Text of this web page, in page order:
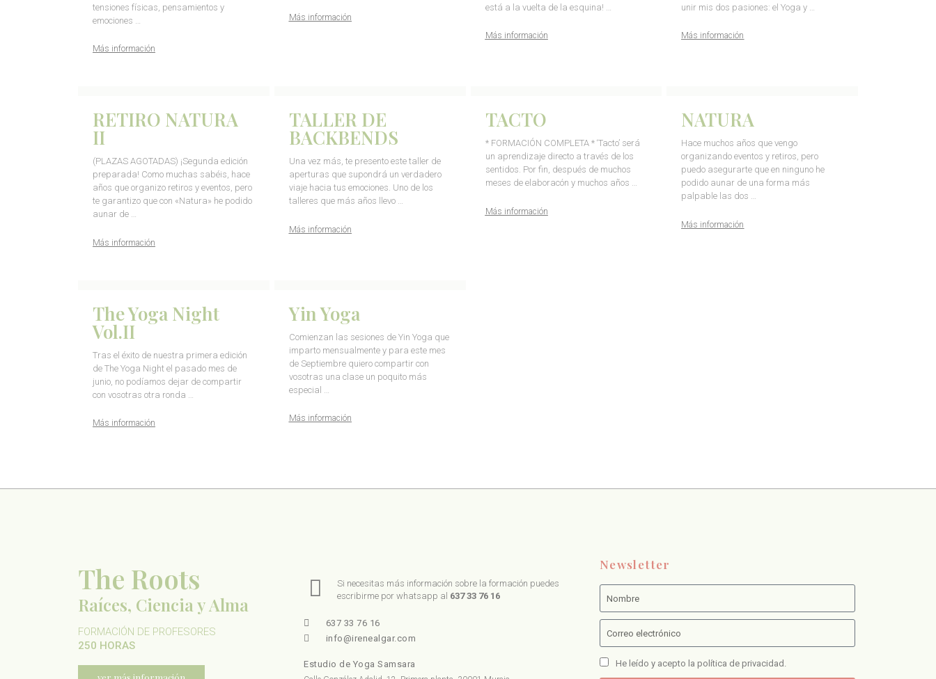
tensiones físicas, pensamientos y
emociones …
Más información
Más información
está a la vuelta de la esquina! …
Más información
unir mis dos pasiones: el Yoga y …
Más información
RETIRO NATURA
II
(PLAZAS AGOTADAS) ¡Segunda edición
preparada! Como muchas sabéis, hace
años que organizo retiros y eventos, pero
te garantizo que con «Natura» he podido
aunar de …
Más información
TALLER DE
BACKBENDS
Una vez más, te presento este taller de
aperturas que supondrá un verdadero
viaje hacia tus emociones. Uno de los
talleres que más años llevo …
Más información
TACTO
* FORMACIÓN COMPLETA * ‘Tacto’ será
un aprendizaje directo a través de los
sentidos. Por fin, después de muchos
meses de elaboracón y muchos años …
Más información
NATURA
Hace muchos años que vengo
organizando eventos y retiros, pero
puedo asegurarte que en ninguno he
podido aunar de una forma más
palpable las dos …
Más información
The Yoga Night
Vol.II
Tras el éxito de nuestra primera edición
de The Yoga Night el pasado mes de
junio, no podíamos dejar de compartir
con vosotras otra ronda …
Más información
Yin Yoga
Comienzan las sesiones de Yin Yoga que
imparto mensualmente y para este mes
de Septiembre quiero compartir con
vosotras una clase un poquito más
especial …
Más información
The Roots
Raíces, Ciencia y Alma
FORMACIÓN DE PROFESORES
250 HORAS
Si necesitas más información sobre la formación puedes
escribirme por whatsapp al 637 33 76 16
637 33 76 16
info@irenealgar.com
Estudio de Yoga Samsara
Newsletter
He leído y acepto la política de privacidad.